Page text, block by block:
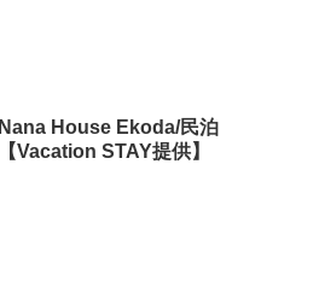
Nana House Ekoda/民泊
【Vacation STAY提供】